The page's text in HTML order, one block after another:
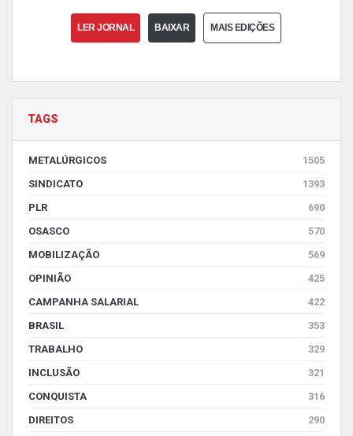
LER JORNAL BAIXAR MAIS EDIÇÕES
TAGS
METALÚRGICOS
1505
SINDICATO
1393
PLR
690
OSASCO
570
MOBILIZAÇÃO
569
OPINIÃO
425
CAMPANHA SALARIAL
422
BRASIL
353
TRABALHO
329
INCLUSÃO
321
CONQUISTA
316
DIREITOS
290